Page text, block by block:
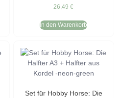
26,49€
In den Warenkorb
Set für Hobby Horse: Die